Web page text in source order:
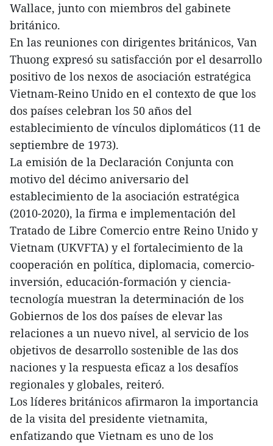
Wallace, junto con miembros del gabinete
británico.
En las reuniones con dirigentes británicos, Van
Thuong expresó su satisfacción por el desarrollo
positivo de los nexos de asociación estratégica
Vietnam-Reino Unido en el contexto de que los
dos países celebran los 50 años del
establecimiento de vínculos diplomáticos (11 de
septiembre de 1973).
La emisión de la Declaración Conjunta con
motivo del décimo aniversario del
establecimiento de la asociación estratégica
(2010-2020), la firma e implementación del
Tratado de Libre Comercio entre Reino Unido y
Vietnam (UKVFTA) y el fortalecimiento de la
cooperación en política, diplomacia, comercio-
inversión, educación-formación y ciencia-
tecnología muestran la determinación de los
Gobiernos de los dos países de elevar las
relaciones a un nuevo nivel, al servicio de los
objetivos de desarrollo sostenible de las dos
naciones y la respuesta eficaz a los desafíos
regionales y globales, reiteró.
Los líderes británicos afirmaron la importancia
de la visita del presidente vietnamita,
enfatizando que Vietnam es uno de los